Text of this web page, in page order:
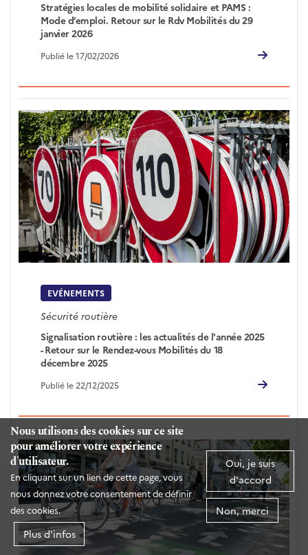
Nous utilisons des cookies sur ce site
pour améliorer votre expérience
d'utilisateur.
En cliquant sur un lien de cette page, vous
nous donnez votre consentement de définir
des cookies.
Plus d'infos
Oui, je suis
d'accord
Non, merci
Stratégies locales de mobilité solidaire et PAMS :
Mode d’emploi. Retour sur le Rdv Mobilités du 29
janvier 2026
Publié le 17/02/2026
EVÉNEMENTS
Sécurité routière
Signalisation routière : les actualités de l'année 2025
- Retour sur le Rendez-vous Mobilités du 18
décembre 2025
Publié le 22/12/2025